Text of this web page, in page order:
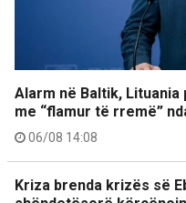
Alarm në Baltik,
me “flamur të rremë”
06/08 14:08
Kriza brenda krizës së